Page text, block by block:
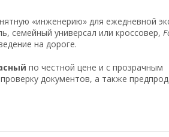
«инженерию» для ежедневной
семейный универсал или кроссовер,
на дороге.
по честной цене и с прозрачным
документов, а также